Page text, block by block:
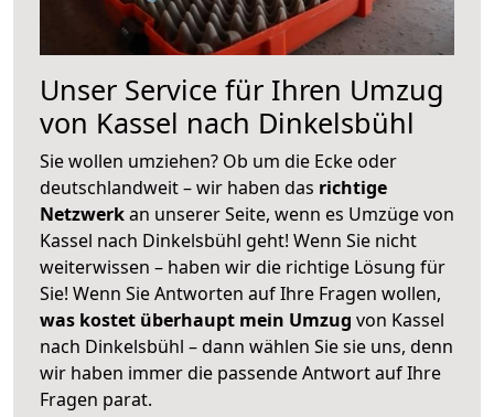
Unser Service für Ihren Umzug
von Kassel nach Dinkelsbühl
Sie wollen umziehen? Ob um die Ecke oder
deutschlandweit – wir haben das richtige
Netzwerkan unserer Seite, wenn es Umzüge von
Kassel nach Dinkelsbühl geht! Wenn Sie nicht
weiterwissen – haben wir die richtige Lösung für
Sie! Wenn Sie Antworten auf Ihre Fragen wollen,
was kostet überhaupt mein Umzug von Kassel
nach Dinkelsbühl – dann wählen Sie sie uns, denn
wir haben immer die passende Antwort auf Ihre
Fragen parat.